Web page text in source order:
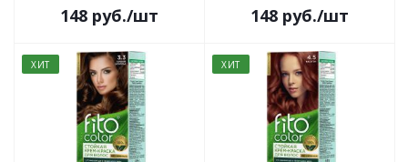
148 руб./шт 148 руб./шт
ХИТ ХИТ